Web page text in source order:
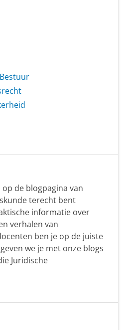
op de blogpagina van
terecht bent
informatie over
verhalen van
ben je op de juiste
we je met onze blogs
Juridische